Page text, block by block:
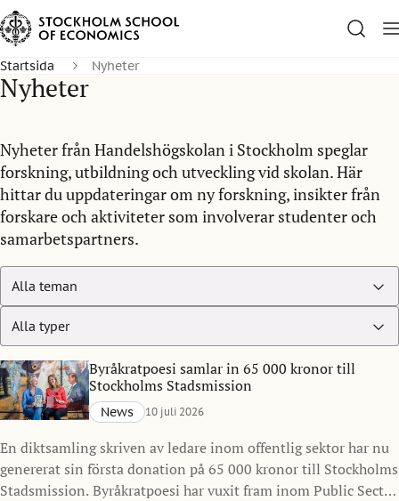
Startsida Nyheter
Nyheter
Nyheter från Handelshögskolan i Stockholm speglar
forskning, utbildning och utveckling vid skolan. Här
hittar du uppdateringar om ny forskning, insikter från
forskare och aktiviteter som involverar studenter och
samarbetspartners.
Byråkratpoesi samlar in 65 000 kronor till
Stockholms Stadsmission
News 10 juli 2026
En diktsamling skriven av ledare inom offentlig sektor har nu
genererat sin första donation på 65 000 kronor till Stockholms
Stadsmission. Byråkratpoesi har vuxit fram inom Public Sector